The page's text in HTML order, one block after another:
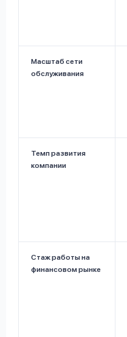
Масштаб сети
обслуживания
Темп развития
компании
Стаж работы на
финансовом рынке